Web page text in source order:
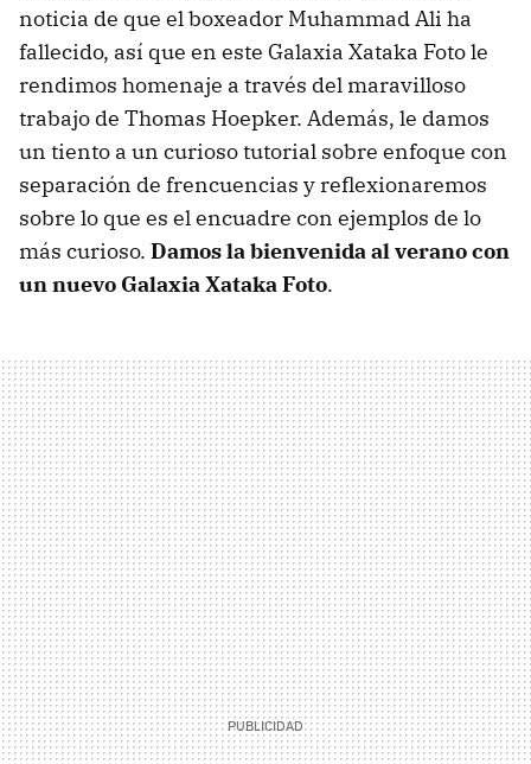
noticia de que el boxeador Muhammad Ali ha
fallecido, así que en este Galaxia Xataka Foto le
rendimos homenaje a través del maravilloso
trabajo de Thomas Hoepker. Además, le damos
un tiento a un curioso tutorial sobre enfoque con
separación de frencuencias y reflexionaremos
sobre lo que es el encuadre con ejemplos de lo
más curioso. Damos la bienvenida al verano con
un nuevo Galaxia Xataka Foto.